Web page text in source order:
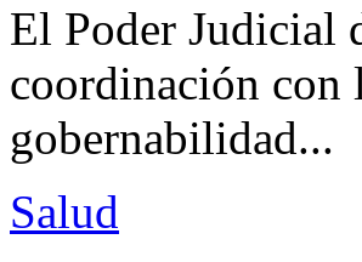
El Poder Judicial
coordinación con
gobernabilidad...
Salud